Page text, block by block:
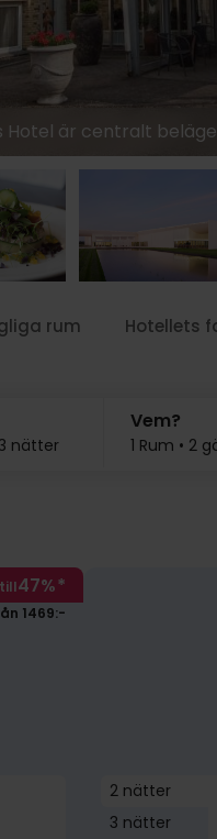
är centralt
rum Hotellets
nätter
Vem?
1 Rum • 2
47%*
1469:-
2 nätter
3 nätter